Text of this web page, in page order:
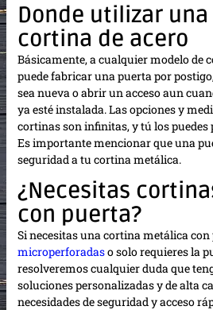
Donde utilizar
cortina de acero
Básicamente, a cualquier modelo de
puede fabricar una puerta por
sea nueva o abrir un acceso aun
ya esté instalada. Las opciones y
cortinas son infinitas, y tú los puedes
Es importante mencionar que una
seguridad a tu cortina metálica.
¿Necesitas
con puerta?
Si necesitas una cortina metálica con
microperforadaso solo requieres la
resolveremos cualquier duda que
soluciones personalizadas y de alta
necesidades de seguridad y acceso